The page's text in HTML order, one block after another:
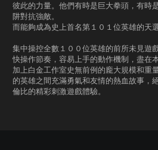
彼此的力量。他們有時是巨大拳頭，有時
阱對抗強敵。
而能夠成為史上首名第１０１位英雄的天
集中操控全數１００位英雄的前所未見遊
快操作節奏，容易上手的動作機制，盡在
加上白金工作室史無前例的龐大規模和重
的英雄之間充滿勇氣和友情的熱血故事，
倫比的精彩刺激遊戲體驗。